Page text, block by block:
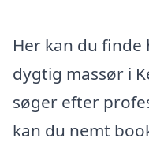
Her kan du
dygtig massør i
søger efter
kan du nemt